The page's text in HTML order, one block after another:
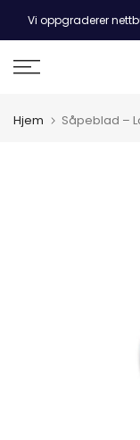
Hopp
til
innholdet
Vi oppgraderer
Hjem Såpeblad –